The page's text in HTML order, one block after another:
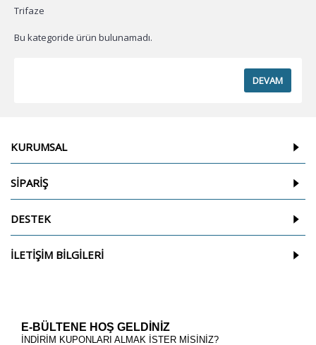
Trifaze
Bu kategoride ürün bulunamadı.
DEVAM
KURUMSAL
SİPARİŞ
DESTEK
İLETİŞİM BİLGİLERİ
E-BÜLTENE HOŞ GELDİNİZ
İNDİRİM KUPONLARI ALMAK İSTER MİSİNİZ?